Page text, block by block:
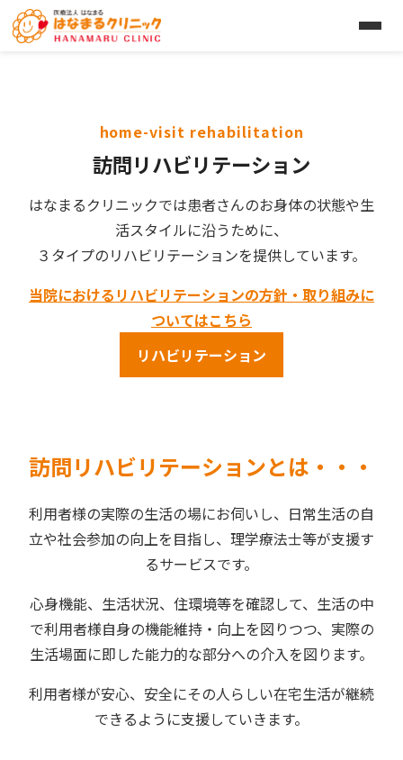
home-visit rehabilitation
訪問リハビリテーション
はなまるクリニックでは患者さんのお身体の状態や生
活スタイルに沿うために、
３タイプのリハビリテーションを提供しています。
当院におけるリハビリテーションの方針・取り組みに
ついてはこちら
リハビリテーション
訪問リハビリテーションとは・・・
利用者様の実際の生活の場にお伺いし、日常生活の自
立や社会参加の向上を目指し、理学療法士等が支援す
るサービスです。
心身機能、生活状況、住環境等を確認して、生活の中
で利用者様自身の機能維持・向上を図りつつ、実際の
生活場面に即した能力的な部分への介入を図ります。
利用者様が安心、安全にその人らしい在宅生活が継続
できるように支援していきます。